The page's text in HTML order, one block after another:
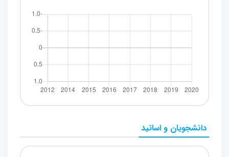
دانشجویان و اساتید